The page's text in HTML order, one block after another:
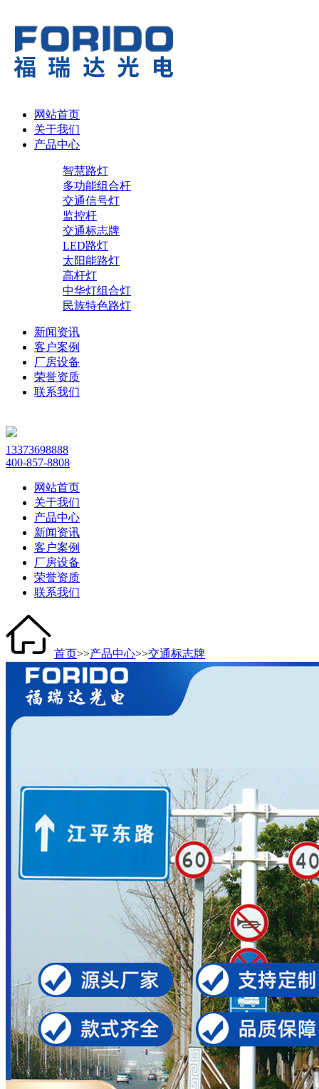
网站首页
关于我们
产品中心
智慧路灯
多功能组合杆
交通信号灯
监控杆
交通标志牌
LED路灯
太阳能路灯
高杆灯
中华灯组合灯
民族特色路灯
新闻资讯
客户案例
厂房设备
荣誉资质
联系我们
13373698888
400-857-8808
网站首页
关于我们
产品中心
新闻资讯
客户案例
厂房设备
荣誉资质
联系我们
首页>>产品中心>>交通标志牌